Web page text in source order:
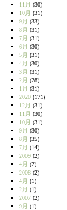
11月 (30)
10月 (31)
9月 (33)
8月 (31)
7月 (31)
6月 (30)
5月 (31)
4月 (30)
3月 (31)
2月 (28)
1月 (31)
2020 (171)
12月 (31)
11月 (30)
10月 (31)
9月 (30)
8月 (35)
7月 (14)
2009 (2)
4月 (2)
2008 (2)
4月 (1)
2月 (1)
2007 (2)
9月 (1)